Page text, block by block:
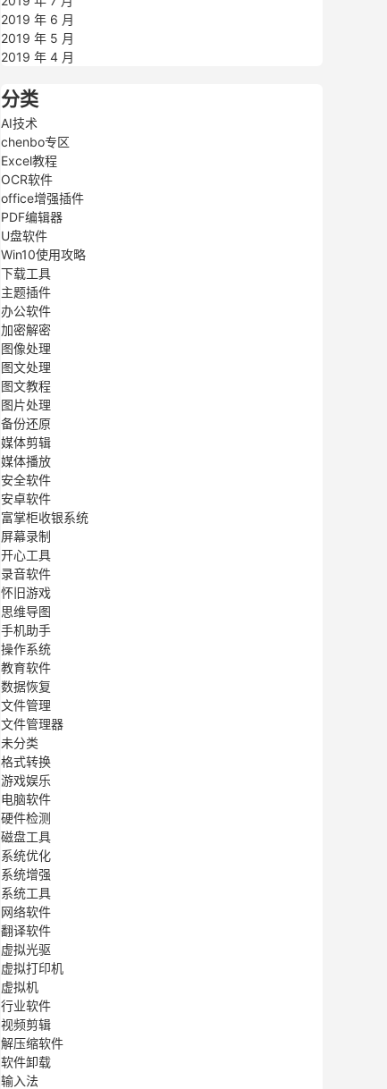
2019 年 6 月
2019 年 5 月
2019 年 4 月
分类
AI技术
chenbo专区
Excel教程
OCR软件
office增强插件
PDF编辑器
U盘软件
Win10使用攻略
下载工具
主题插件
办公软件
加密解密
图像处理
图文处理
图文教程
图片处理
备份还原
媒体剪辑
媒体播放
安全软件
安卓软件
富掌柜收银系统
屏幕录制
开心工具
录音软件
怀旧游戏
思维导图
手机助手
操作系统
教育软件
数据恢复
文件管理
文件管理器
未分类
格式转换
游戏娱乐
电脑软件
硬件检测
磁盘工具
系统优化
系统增强
系统工具
网络软件
翻译软件
虚拟光驱
虚拟打印机
虚拟机
行业软件
视频剪辑
解压缩软件
软件卸载
输入法